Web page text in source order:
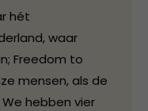
hét
waar
Freedom to
mensen, als de
hebben vier